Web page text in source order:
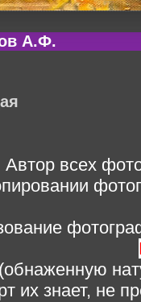
А.Ф.
Автор всех
их знает, не